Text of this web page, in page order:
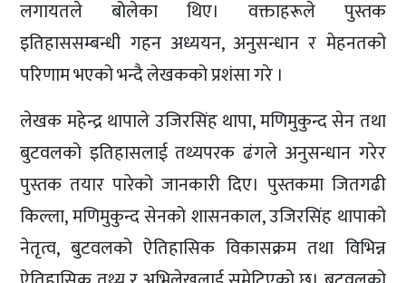
लगायतले बोलेका थिए। वक्ताहरूले पुस्तक
इतिहाससम्बन्धी गहन अध्ययन, अनुसन्धान र मेहनतको
परिणाम भएको भन्दै लेखकको प्रशंसा गरे ।
लेखक महेन्द्र थापाले उजिरसिंह थापा, मणिमुकुन्द सेन तथा
बुटवलको इतिहासलाई तथ्यपरक ढंगले अनुसन्धान गरेर
पुस्तक तयार पारेको जानकारी दिए। पुस्तकमा जितगढी
किल्ला, मणिमुकुन्द सेनको शासनकाल, उजिरसिंह थापाको
नेतृत्व, बुटवलको ऐतिहासिक विकासक्रम तथा विभिन्न